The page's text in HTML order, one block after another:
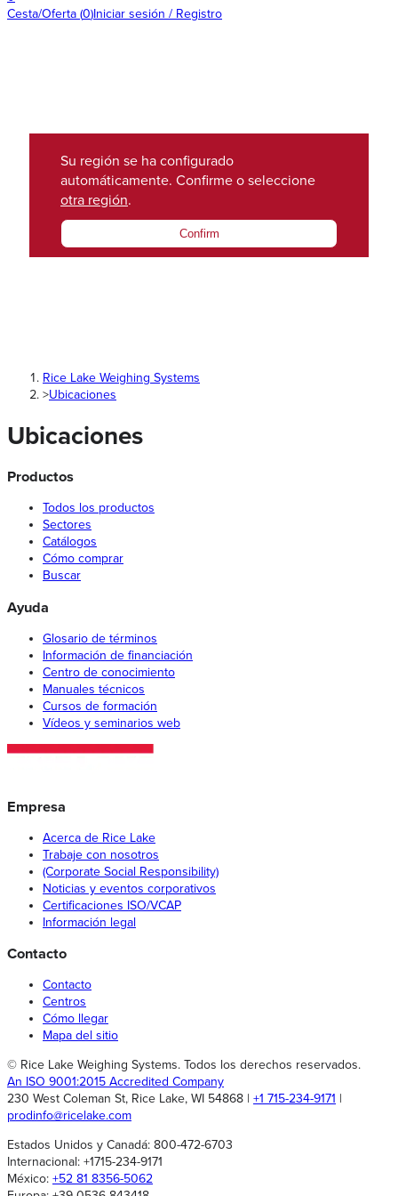
Cesta/Oferta (0)Iniciar sesión / Registro
Su región se ha configurado
automáticamente. Confirme o seleccione
otra región.
Confirm
Rice Lake Weighing Systems
>Ubicaciones
Ubicaciones
Productos
Todos los productos
Sectores
Catálogos
Cómo comprar
Buscar
Ayuda
Glosario de términos
Información de financiación
Centro de conocimiento
Manuales técnicos
Cursos de formación
Vídeos y seminarios web
Empresa
Acerca de Rice Lake
Trabaje con nosotros
(Corporate Social Responsibility)
Noticias y eventos corporativos
Certificaciones ISO/VCAP
Información legal
Contacto
Contacto
Centros
Cómo llegar
Mapa del sitio
© Rice Lake Weighing Systems. Todos los derechos reservados.
An ISO 9001:2015 Accredited Company
230 West Coleman St, Rice Lake, WI 54868 | +1 715-234-9171 |
prodinfo@ricelake.com
Estados Unidos y Canadá: 800-472-6703
Internacional: +1715-234-9171
México: +52 81 8356-5062